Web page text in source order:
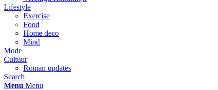
Lifestyle
Exercise
Food
Home deco
Mind
Mode
Cultuur
Roman updates
Search
Menu Menu